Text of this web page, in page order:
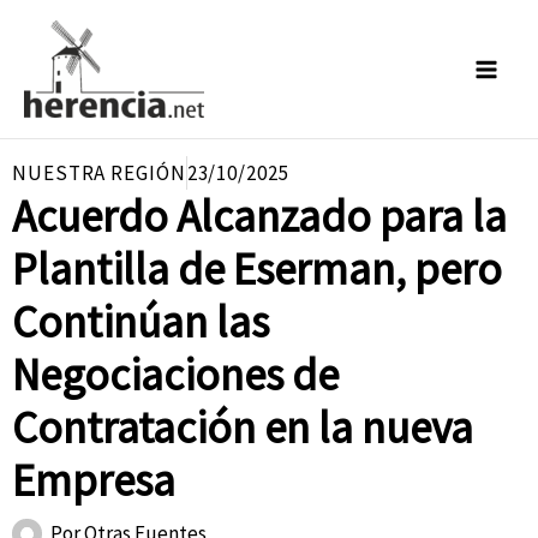
contenido
NUESTRA REGIÓN23/10/2025
Acuerdo Alcanzado para la
Plantilla de Eserman, pero
Continúan las
Negociaciones de
Contratación en la nueva
Empresa